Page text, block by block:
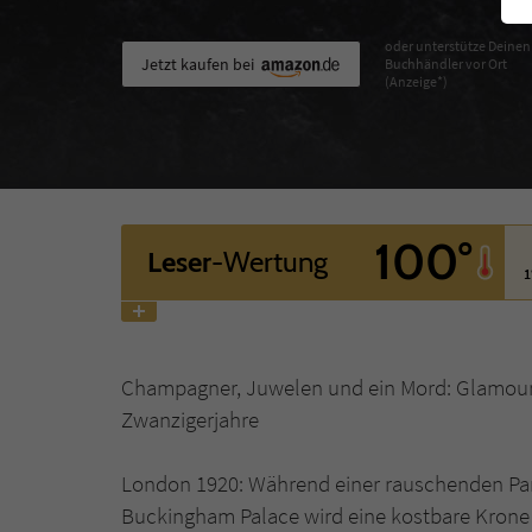
Jetzt kaufen bei
oder unterstütze Deinen
Buchhändler vor Ort
(Anzeige*)
Leser-Wertung 100°
Champagner, Juwelen und ein Mord:
Zwanzigerjahre
London 1920: Während einer rauschenden
Buckingham Palace wird eine kostbare